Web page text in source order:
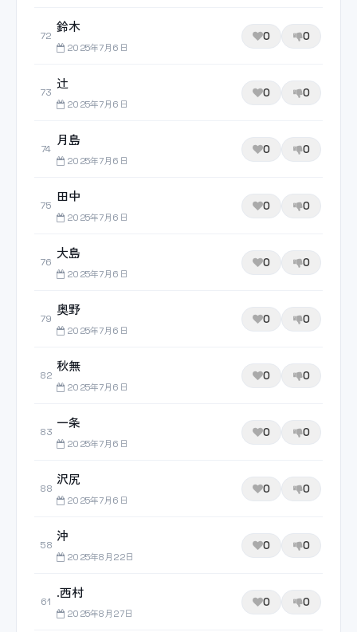
72
鈴木
2025年7月6日
0 0
73
辻
2025年7月6日
0 0
74
月島
2025年7月6日
0 0
75
田中
2025年7月6日
0 0
76
大島
2025年7月6日
0 0
79
奥野
2025年7月6日
0 0
82
秋無
2025年7月6日
0 0
83
一条
2025年7月6日
0 0
88
沢尻
2025年7月6日
0 0
58
沖
2025年8月22日
0 0
61
.西村
2025年8月27日
0 0